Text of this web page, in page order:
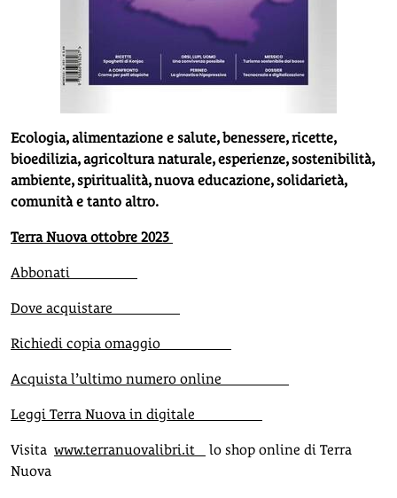
Ecologia, alimentazione e salute, benessere, ricette,
bioedilizia, agricoltura naturale, esperienze, sostenibilità,
ambiente, spiritualità, nuova educazione, solidarietà,
comunità e tanto altro.
Terra Nuova ottobre 2023
Abbonati
Dove acquistare
Richiedi copia omaggio
Acquista l’ultimo numero online
Leggi Terra Nuova in digitale
Visita www.terranuovalibri.it
lo shop online di Terra
Nuova